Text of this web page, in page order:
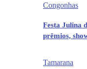
Congonhas
Festa Julina
prêmios,
Tamarana